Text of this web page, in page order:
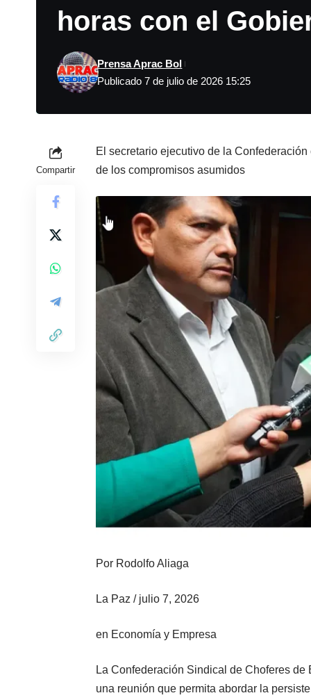
horas con el
Publicado 7 de julio de 2026 15:25
Prensa Aprac Bol
Compartir
El secretario ejecutivo de la
de los compromisos asumidos
Por Rodolfo Aliaga
La Paz / julio 7, 2026
en Economía y Empresa
La Confederación Sindical de Choferes
una reunión que permita abordar la